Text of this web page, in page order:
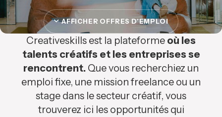
AFFICHER OFFRES D'EMPLOI
Creativeskills est la plateforme où les
talents créatifs et les entreprises se
rencontrent. Que vous recherchiez un
emploi fixe, une mission freelance ou un
stage dans le secteur créatif, vous
trouverez ici les opportunités qui